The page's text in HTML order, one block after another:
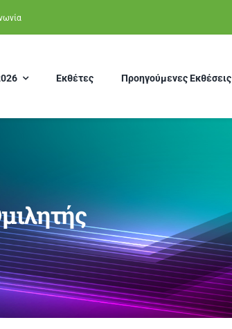
Εκθέτες Προηγούμενες Εκθέσεις